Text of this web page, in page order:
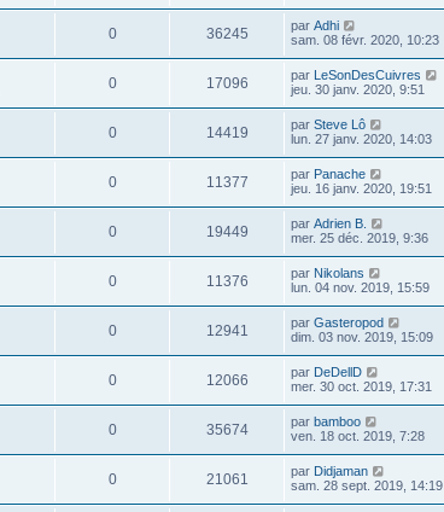
0 36245 par Adhi
sam. 08 févr. 2020, 10:23
0 17096 par
LeSonDesCuivres
jeu. 30 janv. 2020, 9:51
0 14419 par Steve Lô
lun. 27 janv. 2020, 14:03
0 11377 par Panache
jeu. 16 janv. 2020, 19:51
0 19449 par Adrien B.
mer. 25 déc. 2019, 9:36
0 11376 par Nikolans
lun. 04 nov. 2019, 15:59
0 12941 par Gasteropod
dim. 03 nov. 2019, 15:09
0 12066 par DeDellD
mer. 30 oct. 2019, 17:31
0 35674 par bamboo
ven. 18 oct. 2019, 7:28
0 21061 par Didjaman
sam. 28 sept. 2019, 14:19